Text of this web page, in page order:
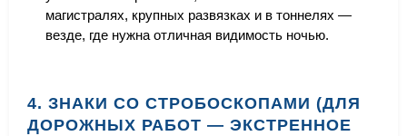
магистралях, крупных развязках и в тоннелях —
везде, где нужна отличная видимость ночью.
4. ЗНАКИ СО СТРОБОСКОПАМИ (ДЛЯ
ДОРОЖНЫХ РАБОТ — ЭКСТРЕННОЕ